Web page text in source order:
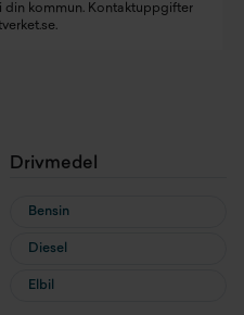
din kommun. Kontaktuppgifter
.
Drivmedel
Bensin
Diesel
Elbil